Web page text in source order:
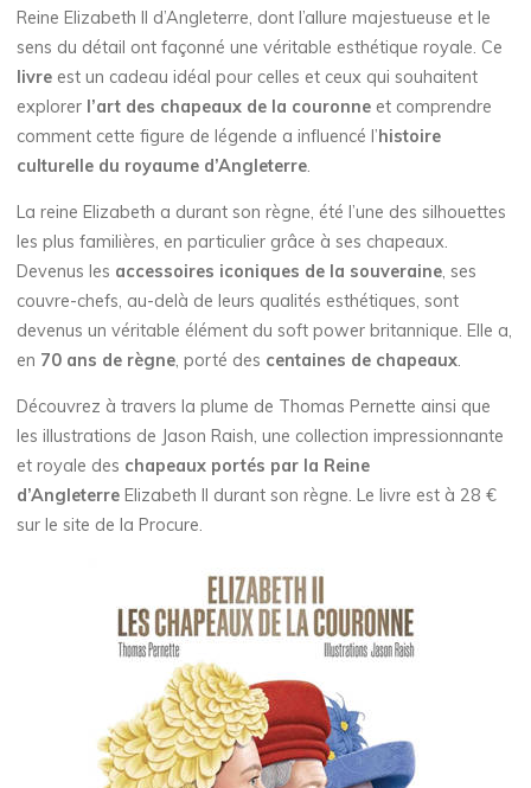
Reine Elizabeth II d’Angleterre, dont l’allure majestueuse et le
sens du détail ont façonné une véritable esthétique royale. Ce
livre est un cadeau idéal pour celles et ceux qui souhaitent
explorer l’art des chapeaux de la couronne et comprendre
comment cette figure de légende a influencé l’histoire
culturelle du royaume d’Angleterre.
La reine Elizabeth a durant son règne, été l’une des silhouettes
les plus familières, en particulier grâce à ses chapeaux.
Devenus les accessoires iconiques de la souveraine, ses
couvre-chefs, au-delà de leurs qualités esthétiques, sont
devenus un véritable élément du soft power britannique. Elle a,
en 70 ans de règne, porté des centaines de chapeaux.
Découvrez à travers la plume de Thomas Pernette ainsi que
les illustrations de Jason Raish, une collection impressionnante
et royale des chapeaux portés par la Reine
d’AngleterreElizabeth II durant son règne. Le livre est à 28 €
sur le site de la Procure.